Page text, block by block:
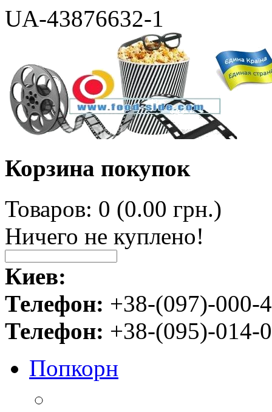
UA-43876632-1
Корзина покупок
Товаров: 0 (0.00 грн.)
Ничего не куплено!
Киев:
Телефон: +38-(097)-000-
Телефон: +38-(095)-014-
Попкорн